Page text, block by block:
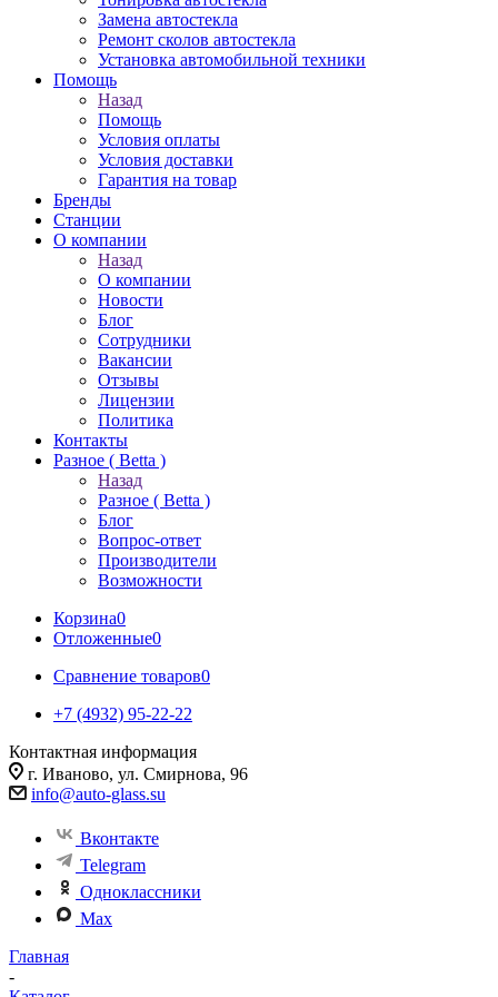
Замена автостекла
Ремонт сколов автостекла
Установка автомобильной техники
Помощь
Назад
Помощь
Условия оплаты
Условия доставки
Гарантия на товар
Бренды
Станции
О компании
Назад
О компании
Новости
Блог
Сотрудники
Вакансии
Отзывы
Лицензии
Политика
Контакты
Разное ( Betta )
Назад
Разное ( Betta )
Блог
Вопрос-ответ
Производители
Возможности
Корзина0
Отложенные0
Сравнение товаров0
+7 (4932) 95-22-22
Контактная информация
г. Иваново, ул. Смирнова, 96
info@auto-glass.su
Вконтакте
Telegram
Одноклассники
Max
Главная
-